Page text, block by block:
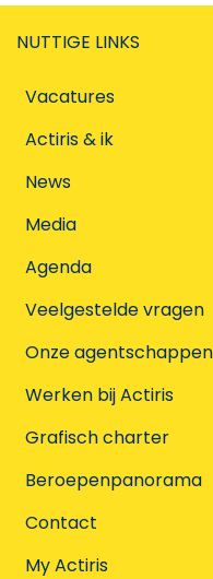
NUTTIGE LINKS
Vacatures
Actiris & ik
News
Media
Agenda
Veelgestelde vragen
Onze agentschappen
Werken bij Actiris
Grafisch charter
Beroepenpanorama
Contact
My Actiris